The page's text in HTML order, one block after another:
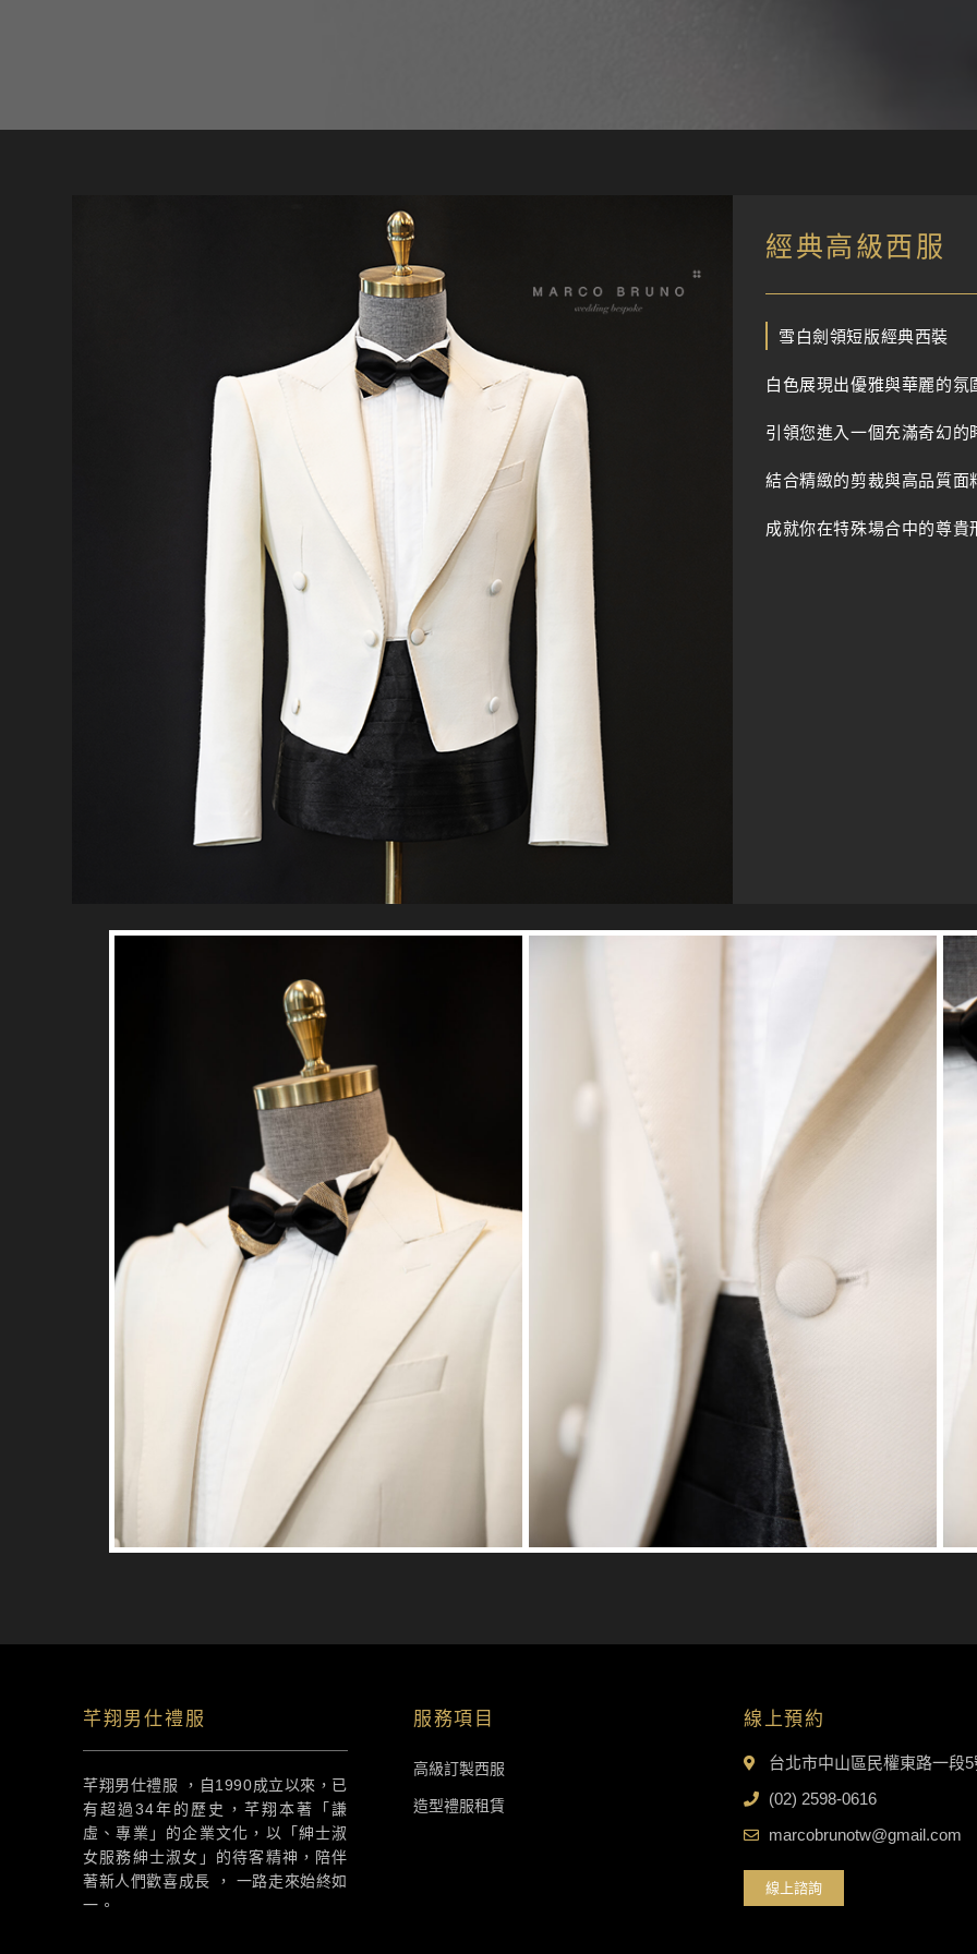
經典高級西服
雪白劍領短版經典西裝
白色展現出優雅與華麗的氛
引領您進入一個充滿奇幻的
結合精緻的剪裁與高品質面
成就你在特殊場合中的尊貴
芊翔男仕禮服
芊翔男仕禮服 ，自1990成立以來，已
有超過34年的歷史，芊翔本著「謙
虛、專業」的企業文化，以「紳士淑
女服務紳士淑女」的待客精神，陪伴
著新人們歡喜成長 ， 一路走來始終如
一。
服務項目
高級訂製西服
造型禮服租賃
線上預約
台北市中山區民權東路一段5
(02) 2598-0616
marcobrunotw@gmail.com
線上諮詢